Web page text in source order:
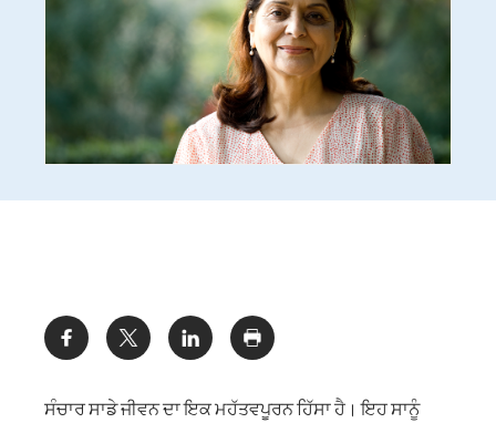
ਸੰਚਾਰ ਸਾਡੇ ਜੀਵਨ ਦਾ ਇਕ ਮਹੱਤਵਪੂਰਨ ਹਿੱਸਾ ਹੈ। ਇਹ ਸਾਨੂੰ
Share: